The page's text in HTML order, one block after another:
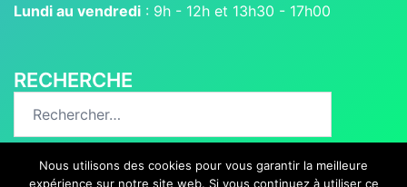
Lundi au vendredi : 9h - 12h et 13h30 - 17h00
RECHERCHE
Nous utilisons des cookies pour vous garantir la meilleure
expérience sur notre site web. Si vous continuez à utiliser ce